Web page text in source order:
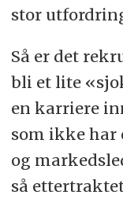
stor
Så er det
bli et lite
en karriere
som ikke har
og
så